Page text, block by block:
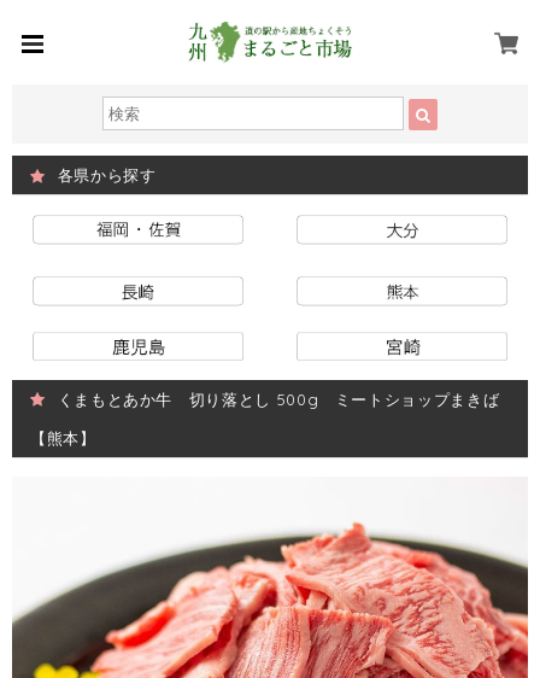
各県から探す
くまもとあか牛 切り落とし 500g ミートショップまきば
【熊本】